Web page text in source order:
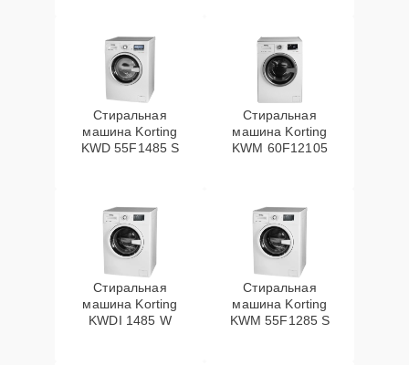
Стиральная
машина Korting
KWD 55F1485 S
Стиральная
машина Korting
KWM 60F12105
Стиральная
машина Korting
KWDI 1485 W
Стиральная
машина Korting
KWM 55F1285 S